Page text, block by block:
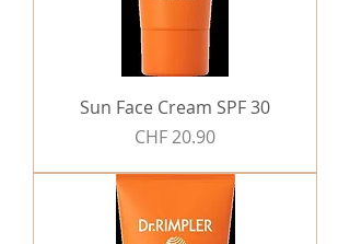
Sun Face Cream SPF 30
Preis
CHF 20.90